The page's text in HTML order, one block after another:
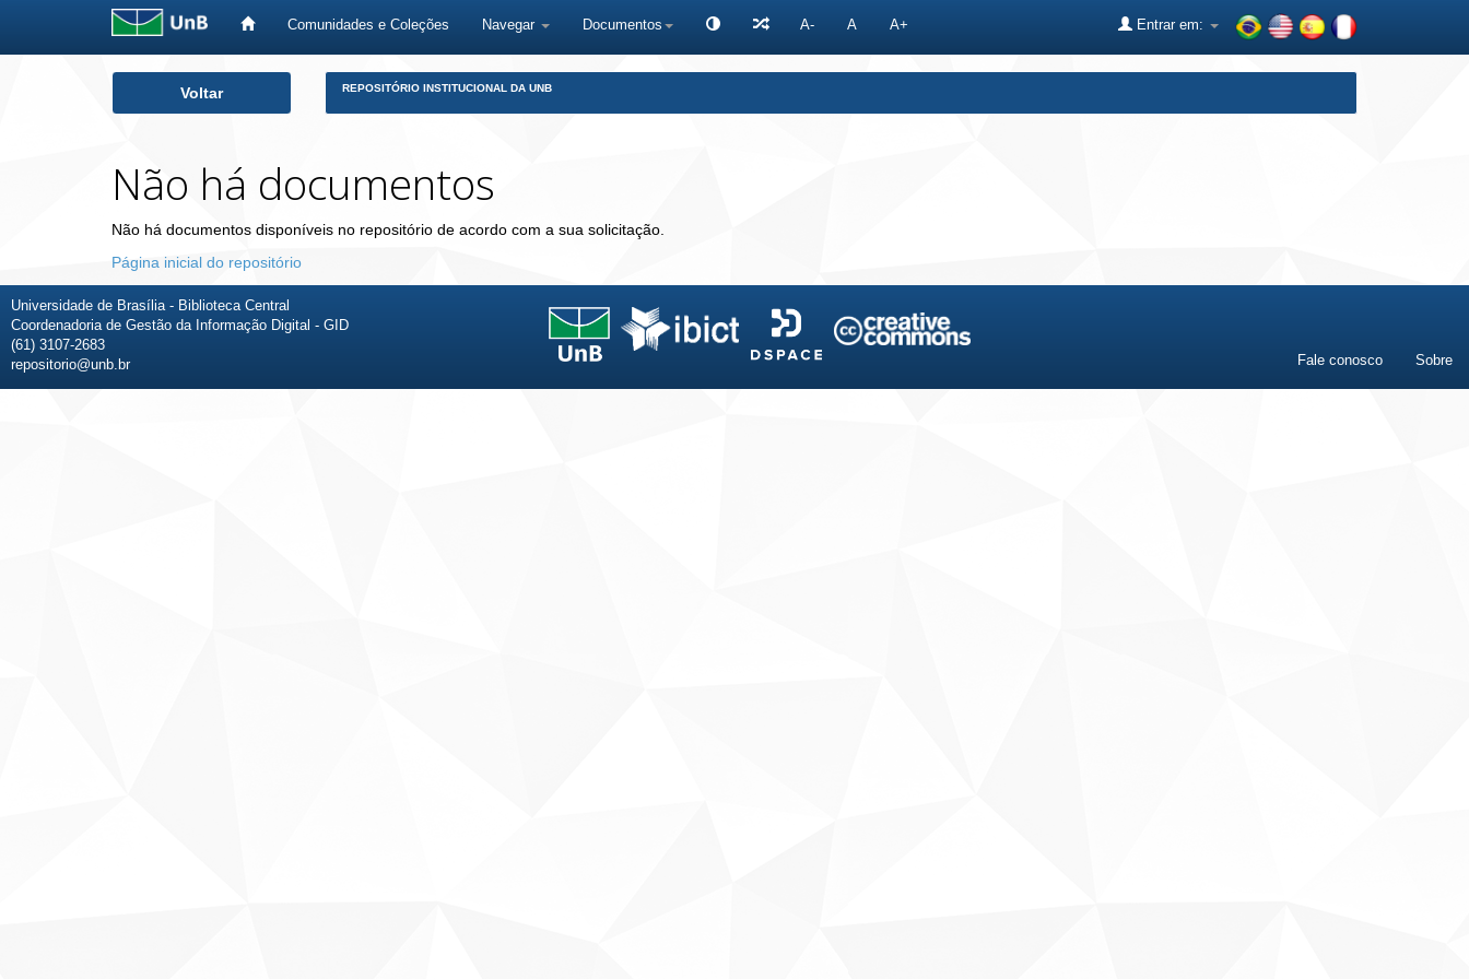
Comunidades e Coleções Navegar Documentos A- A A+ Entrar em:
Voltar REPOSITÓRIO INSTITUCIONAL DA UNB
Não há documentos
Não há documentos disponíveis no repositório de acordo com a sua solicitação.
Página inicial do repositório
Universidade de Brasília - Biblioteca Central
Coordenadoria de Gestão da Informação Digital - GID
(61) 3107-2683
repositorio@unb.br
Fale conosco Sobre